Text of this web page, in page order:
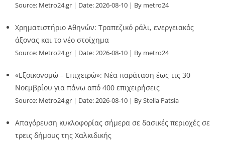
Source: Metro24.gr Date: 2026-08-10 By metro24
Χρηματιστήριο Αθηνών: Τραπεζικό ράλι, ενεργειακός
άξονας και το νέο στοίχημα
Source: Metro24.gr Date: 2026-08-10 By metro24
«Εξοικονομώ – Επιχειρώ»: Νέα παράταση έως τις 30
Νοεμβρίου για πάνω από 400 επιχειρήσεις
Source: Metro24.gr Date: 2026-08-10 By Stella Patsia
Απαγόρευση κυκλοφορίας σήμερα σε δασικές περιοχές σε
τρεις δήμους της Χαλκιδικής